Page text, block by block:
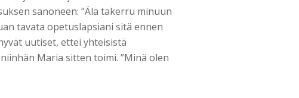
sanoneen: ”Älä takerru minuun
tavata opetuslapsiani sitä ennen
uutiset, ettei yhteisistä
Maria sitten toimi. ”Minä olen